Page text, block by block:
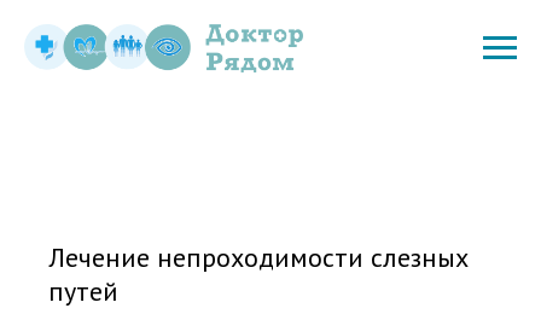
Лечение непроходимости слезных
путей